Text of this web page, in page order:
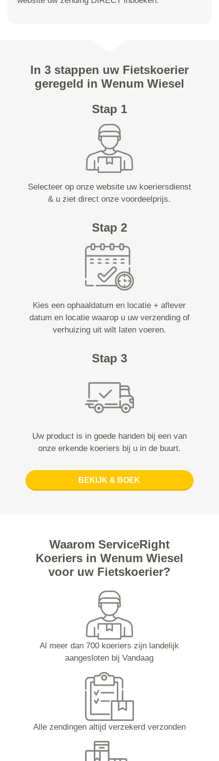
In 3 stappen uw Fietskoerier
geregeld in Wenum Wiesel
Stap 1
Selecteer op onze website uw koeriersdienst
& u ziet direct onze voordeelprijs.
Stap 2
Kies een ophaaldatum en locatie + aflever
datum en locatie waarop u uw verzending of
verhuizing uit wilt laten voeren.
Stap 3
Uw product is in goede handen bij een van
onze erkende koeriers bij u in de buurt.
BEKIJK & BOEK
Waarom ServiceRight
Koeriers in Wenum Wiesel
voor uw Fietskoerier?
Al meer dan 700 koeriers zijn landelijk
aangesloten bij Vandaag
Alle zendingen altijd verzekerd verzonden